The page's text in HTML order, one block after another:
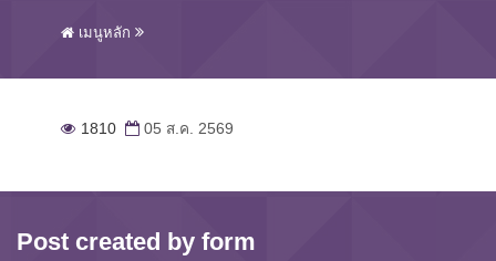
เมนูหลัก
1810 05 ส.ค. 2569
Post created by form